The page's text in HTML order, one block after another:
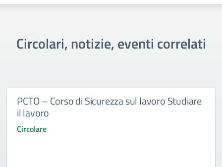
Circolari, notizie, eventi correlati
PCTO – Corso di Sicurezza sul lavoro Studiare
il lavoro
Circolare